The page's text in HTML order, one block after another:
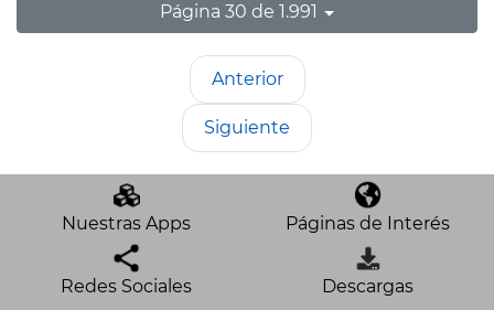
Página 30 de 1.991
Anterior
Siguiente
Nuestras Apps Páginas de Interés
Redes Sociales Descargas